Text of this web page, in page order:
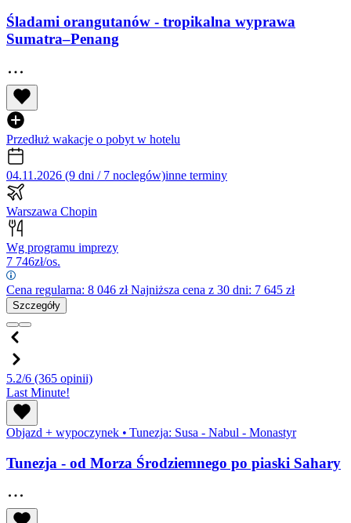
Śladami orangutanów - tropikalna wyprawa
Sumatra–Penang
Przedłuż wakacje o pobyt w hotelu
04.11.2026 (9 dni / 7 noclegów)inne terminy
Warszawa Chopin
Wg programu imprezy
7 746zł/os.
Cena regularna: 8 046 złNajniższa cena z 30 dni: 7 645 zł
Szczegóły
5.2/6 (365 opinii)
Last Minute!
Objazd + wypoczynek • Tunezja: Susa - Nabul - Monastyr
Tunezja - od Morza Środziemnego po piaski Sahary